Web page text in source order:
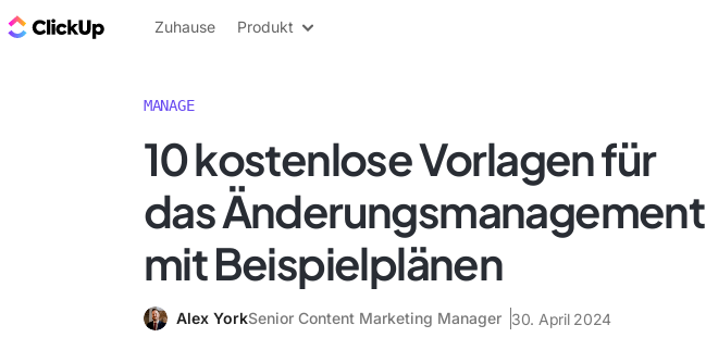
ClickUp Blog
Zuhause Produkt
MANAGE
10 kostenlose Vorlagen für
das Änderungsmanagement
mit Beispielplänen
Alex YorkSenior Content Marketing Manager 30. April 2024